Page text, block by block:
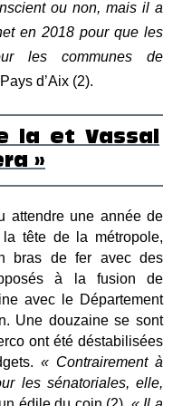
ou non, mais il a
en 2018 pour que les
les communes de
d’Aix (2).
la et Vassal
»
attendre une année de
tête de la métropole,
bras de fer avec des
à l a fusion de
avec le Département
Une douzaine se sont
ont été déstabilisées
. « Contrairement à
les sénatoriales, elle,